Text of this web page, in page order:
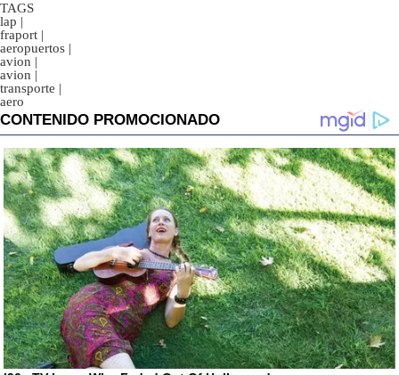
TAGS
lap |
fraport |
aeropuertos |
avion |
avion |
transporte |
aero